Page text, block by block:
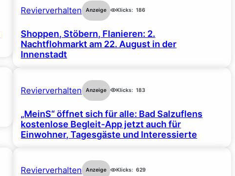
Revierverhalten Anzeige Klicks: 186
Shoppen, Stöbern, Flanieren: 2.
Nachtflohmarkt am 22. August in der
Innenstadt
Revierverhalten Anzeige Klicks: 183
„MeinS“ öffnet sich für alle: Bad Salzuflens
kostenlose Begleit-App jetzt auch für
Einwohner, Tagesgäste und Interessierte
Revierverhalten Anzeige Klicks: 629